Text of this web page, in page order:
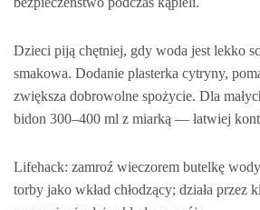
Dzieci piją chętniej, gdy woda jest lekko
smakowa. Dodanie plasterka cytryny,
zwiększa dobrowolne spożycie. Dla
bidon 300–400 ml z miarką — łatwiej
Lifehack: zamroź wieczorem butelkę
torby jako wkład chłodzący; działa przez